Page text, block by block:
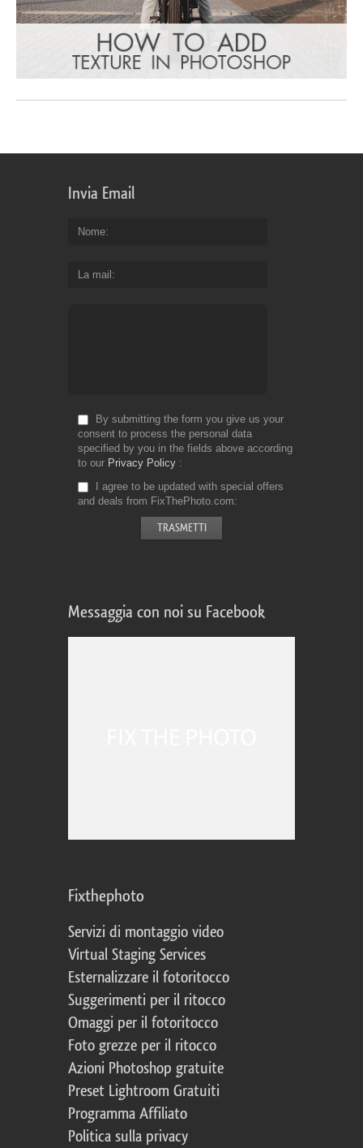
Invia Email
Nome
La mail
By submitting the form you give us your
consent to process the personal data
specified by you in the fields above according
to our Privacy Policy
I agree to be updated with special offers
and deals from FixThePhoto.com
Messaggia con noi su Facebook
Fixthephoto
Servizi di montaggio video
Virtual Staging Services
Esternalizzare il fotoritocco
Suggerimenti per il ritocco
Omaggi per il fotoritocco
Foto grezze per il ritocco
Azioni Photoshop gratuite
Preset Lightroom Gratuiti
Programma Affiliato
Politica sulla privacy